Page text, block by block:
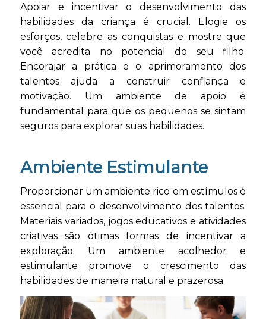
Apoiar e incentivar o desenvolvimento das
habilidades da criança é crucial. Elogie os
esforços, celebre as conquistas e mostre que
você acredita no potencial do seu filho.
Encorajar a prática e o aprimoramento dos
talentos ajuda a construir confiança e
motivação. Um ambiente de apoio é
fundamental para que os pequenos se sintam
seguros para explorar suas habilidades.
Ambiente Estimulante
Proporcionar um ambiente rico em estímulos é
essencial para o desenvolvimento dos talentos.
Materiais variados, jogos educativos e atividades
criativas são ótimas formas de incentivar a
exploração. Um ambiente acolhedor e
estimulante promove o crescimento das
habilidades de maneira natural e prazerosa.